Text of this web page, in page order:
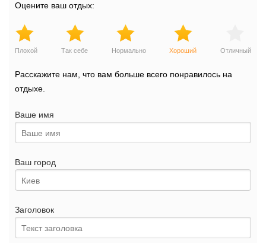
Оцените ваш отдых:
Плохой Так себе Нормально Хороший Отличный
Расскажите нам, что вам больше всего понравилось на
отдыхе.
Ваше имя
Ваш город
Заголовок